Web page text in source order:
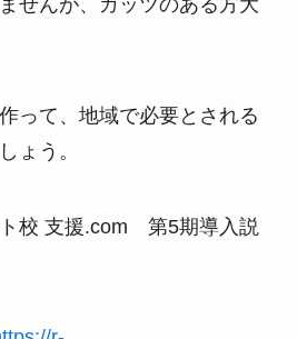
って、地域で必要とされる
ょう。
校 支援.com 第5期導入説